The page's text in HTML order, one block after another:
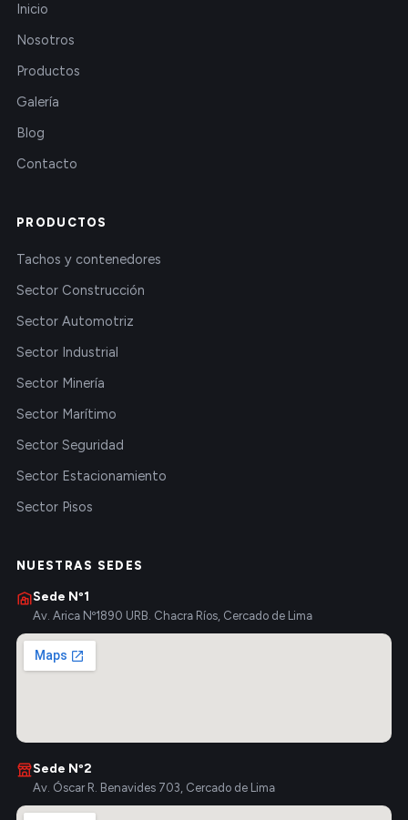
Inicio
Nosotros
Productos
Galería
Blog
Contacto
PRODUCTOS
Tachos y contenedores
Sector Construcción
Sector Automotriz
Sector Industrial
Sector Minería
Sector Marítimo
Sector Seguridad
Sector Estacionamiento
Sector Pisos
NUESTRAS SEDES
Sede Nº1
Av. Arica Nº1890 URB. Chacra Ríos, Cercado de Lima
Sede Nº2
Av. Óscar R. Benavides 703, Cercado de Lima